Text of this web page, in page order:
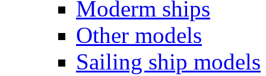
Moderm ships
Other models
Sailing ship models